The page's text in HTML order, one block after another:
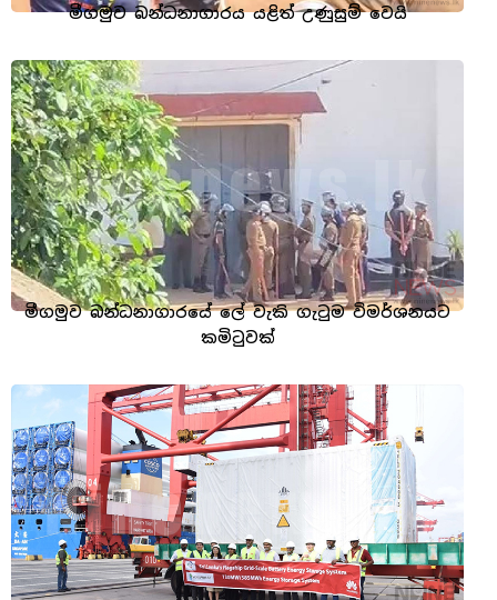
මීගමුව බන්ධනාගාරය යළිත් උණුසුම් වෙයි
මීගමුව බන්ධනාගාරයේ ලේ වැකි ගැටුම විමර්ශනයට
කමිටුවක්